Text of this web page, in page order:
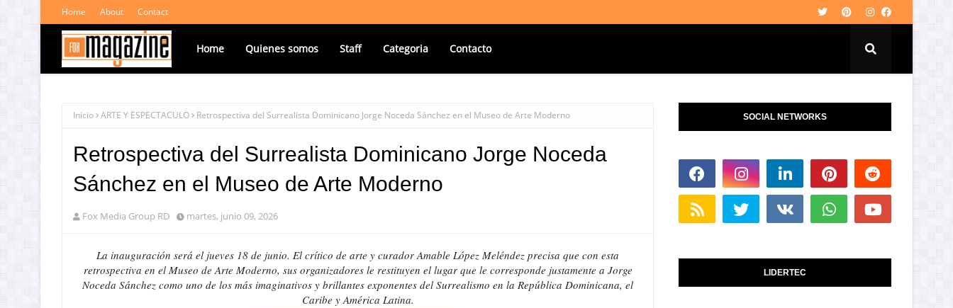
Home About Contact
Home Quienes somos Staff Categoria Contacto
Inicio ARTE Y ESPECTACULO Retrospectiva del Surrealista Dominicano Jorge Noceda Sánchez en el Museo de Arte Moderno
Retrospectiva del Surrealista Dominicano Jorge Noceda
Sánchez en el Museo de Arte Moderno
Fox Media Group RD martes, junio 09, 2026
La inauguración será el jueves 18 de junio. El crítico de arte y curador Amable López Meléndez precisa que con esta
retrospectiva en el Museo de Arte Moderno, sus organizadores le restituyen el lugar que le corresponde justamente a Jorge
Noceda Sánchez como uno de los más imaginativos y brillantes exponentes del Surrealismo en la República Dominicana, el
Caribe y América Latina.
SOCIAL NETWORKS
LIDERTEC